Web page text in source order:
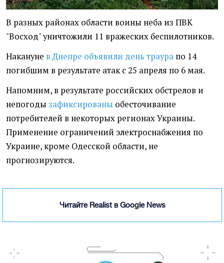
В разных районах области воины неба из ПВК
"Восход" уничтожили 11 вражеских беспилотников.
Накануне в Днепре объявили день траура по 14
погибшим в результате атак с 25 апреля по 6 мая.
Напомним, в результате российских обстрелов и
непогоды зафиксированы обесточивание
потребителей в некоторых регионах Украины.
Применение ограничений электроснабжения по
Украине, кроме Одесской области, не
прогнозируются.
Читайте Realist в Google News